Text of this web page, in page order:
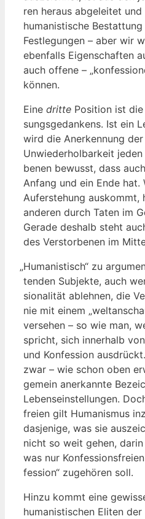
ren her­aus abge­lei­tet
huma­nis­ti­sche
Fest­le­gun­gen – aber wir
eben­falls Eigen­schaf­ten
auch offe­ne –
können.
Eine drit­te Posi­ti­on ist
sungs­ge­dan­kens. Ist ein
wird die Aner­ken­nung
Unwie­der­hol­bar­keit
be­nen bewusst, dass
Anfang und ein Ende hat.
Auf­er­ste­hung
ande­ren durch Taten im
Gera­de des­halb steht
des Ver­stor­be­nen im
„Huma­nis­tisch“ zu
ten­den Sub­jek­te, auch
sio­na­li­tät ableh­nen, die
nie mit einem
ver­se­hen – so wie man,
spricht, sich inner­halb
und Kon­fes­si­on
zwar – wie schon oben
ge­mein aner­kann­te
Lebens­ein­stel­lun­gen.
frei­en gilt Huma­nis­mus
das­je­ni­ge, was sie
nicht so weit gehen,
was nur
fes­si­on“ zuge­hö­ren soll.
Hin­zu kommt eine
huma­nis­ti­schen Eli­ten der